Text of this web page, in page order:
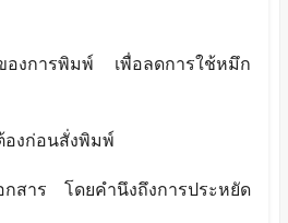
องการพิมพ์ เพื่อลดการใช้หมึก
องก่อนสั่งพิมพ์
สาร โดยคำนึงถึงการประหยัด